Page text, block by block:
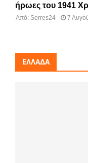
ήρωες του 1941
Από: Serres24 7
ΕΛΛΆΔΑ